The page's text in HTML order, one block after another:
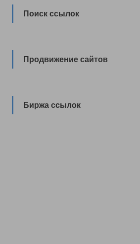
Поиск ссылок
Продвижение сайтов
Биржа ссылок